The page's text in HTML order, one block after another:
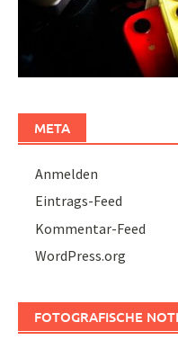
META
Anmelden
Eintrags-Feed
Kommentar-Feed
WordPress.org
FOTOGRAFISCHE